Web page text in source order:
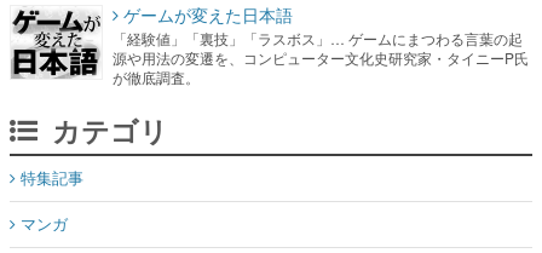
ゲームが変えた日本語
「経験値」「裏技」「ラスボス」… ゲームにまつわる言葉の起
源や用法の変遷を、コンピューター文化史研究家・タイニーP氏
が徹底調査。
カテゴリ
特集記事
マンガ